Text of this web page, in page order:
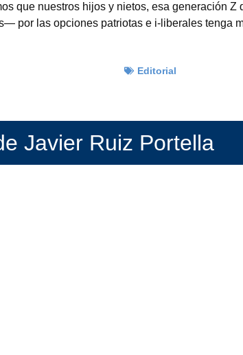
que nuestros hijos y nietos, esa generación Z
por las opciones patriotas e i-liberales tenga
Editorial
Javier Ruiz Portella